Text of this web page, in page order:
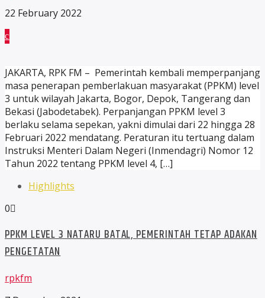
22 February 2022
JAKARTA, RPK FM – Pemerintah kembali memperpanjang
masa penerapan pemberlakuan masyarakat (PPKM) level
3 untuk wilayah Jakarta, Bogor, Depok, Tangerang dan
Bekasi (Jabodetabek). Perpanjangan PPKM level 3
berlaku selama sepekan, yakni dimulai dari 22 hingga 28
Februari 2022 mendatang. Peraturan itu tertuang dalam
Instruksi Menteri Dalam Negeri (Inmendagri) Nomor 12
Tahun 2022 tentang PPKM level 4, […]
Highlights
0
PPKM LEVEL 3 NATARU BATAL, PEMERINTAH TETAP ADAKAN
PENGETATAN
rpkfm